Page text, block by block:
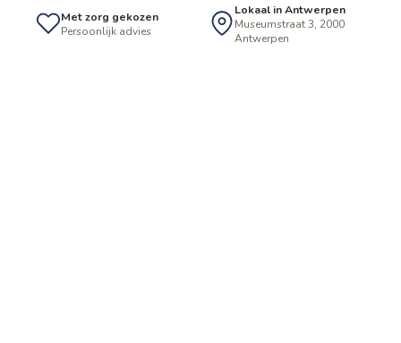
Met zorg gekozen
Persoonlijk advies
Lokaal in Antwerpen
Museumstraat 3, 2000
Antwerpen